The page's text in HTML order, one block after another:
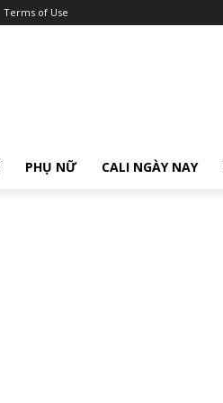
Terms of Use
PHỤ NỮ CALI NGÀY NAY